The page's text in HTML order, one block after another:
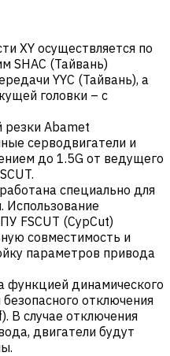
XY осуществляется по
SHAC (Тайвань)
YYC (Тайвань), а
головки – с
резки Abamet
серводвигатели и
до 1.5G от ведущего
специально для
Использование
FSCUT (CypCut)
совместимость и
параметров привода
функцией динамического
отключения
В случае отключения
двигатели будут